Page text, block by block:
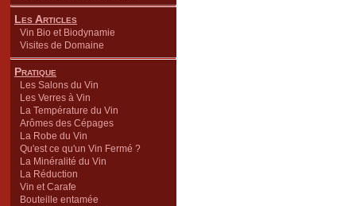
Les Articles
Vin Bio et Biodynamie
Visites de Domaine
Pratique
Les Salons du Vin
Les Verres à Vin
La Température du Vin
Arômes des Cépages
La Robe du Vin
Qu'est ce qu'un Vin Fermé ?
La Minéralité du Vin
La Réduction
Vin et Carafe
Bouteille entamée